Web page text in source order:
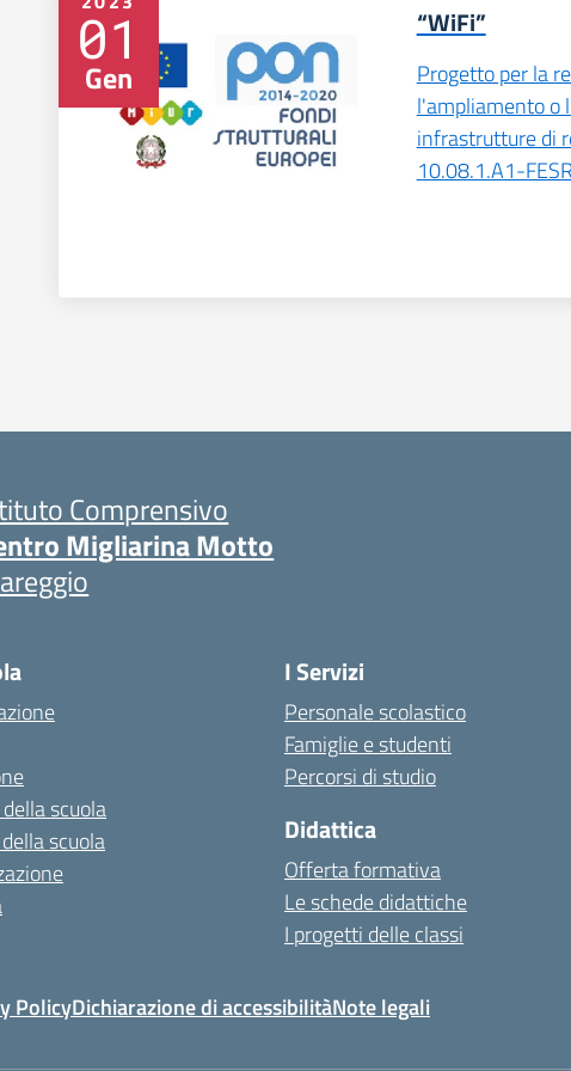
01
Gen
“WiFi”
Progetto per la
l'ampliamento o
infrastrutture di
10.08.1.A1-
Comprensivo
Migliarina Motto
scuola
scuola
I Servizi
Personale scolastico
Famiglie e studenti
Percorsi di studio
Didattica
Offerta formativa
Le schede didattiche
I progetti delle classi
PolicyDichiarazione di accessibilitàNote legali